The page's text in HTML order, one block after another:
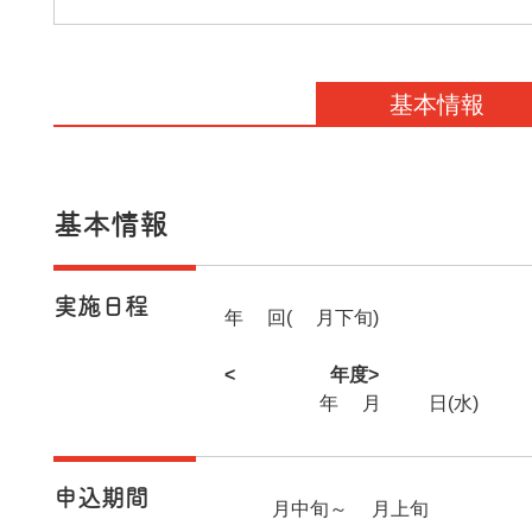
基本情報
基本情報
実施日程 年1回(2月下旬)
<2025年度>
2026年2月18日(水)
申込期間 12月中旬～1月上旬